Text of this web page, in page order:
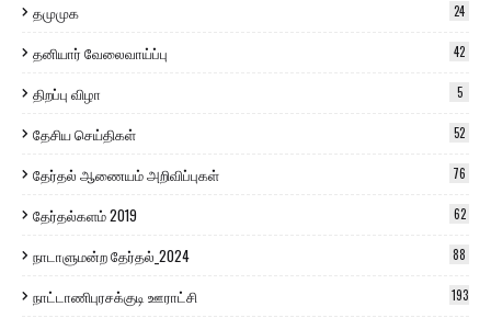
தமுமுக 24
தனியார் வேலைவாய்ப்பு 42
திறப்பு விழா 5
தேசிய செய்திகள் 52
தேர்தல் ஆணையம் அறிவிப்புகள் 76
தேர்தல்களம் 2019 62
நாடாளுமன்ற தேர்தல்_2024 88
நாட்டாணிபுரசக்குடி ஊராட்சி 193